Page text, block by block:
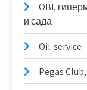
OBI,
и сада
Oil-service
Pegas